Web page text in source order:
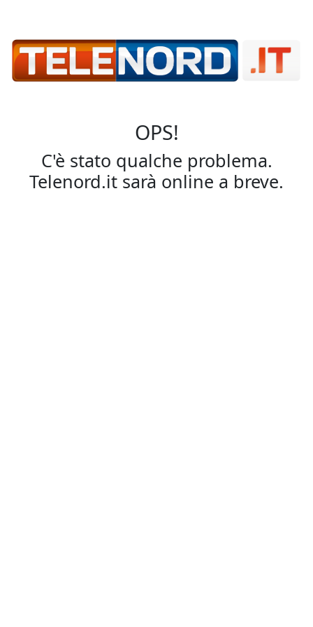
OPS!
C'è stato qualche problema.
Telenord.it sarà online a breve.